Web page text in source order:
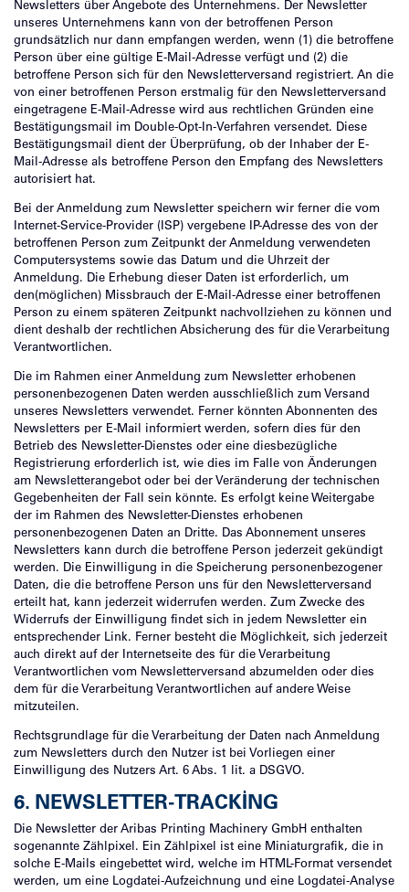
Newsletters über Angebote des Unternehmens. Der Newsletter
unseres Unternehmens kann von der betroffenen Person
grundsätzlich nur dann empfangen werden, wenn (1) die betroffene
Person über eine gültige E-Mail-Adresse verfügt und (2) die
betroffene Person sich für den Newsletterversand registriert. An die
von einer betroffenen Person erstmalig für den Newsletterversand
eingetragene E-Mail-Adresse wird aus rechtlichen Gründen eine
Bestätigungsmail im Double-Opt-In-Verfahren versendet. Diese
Bestätigungsmail dient der Überprüfung, ob der Inhaber der E-
Mail-Adresse als betroffene Person den Empfang des Newsletters
autorisiert hat.
Bei der Anmeldung zum Newsletter speichern wir ferner die vom
Internet-Service-Provider (ISP) vergebene IP-Adresse des von der
betroffenen Person zum Zeitpunkt der Anmeldung verwendeten
Computersystems sowie das Datum und die Uhrzeit der
Anmeldung. Die Erhebung dieser Daten ist erforderlich, um
den(möglichen) Missbrauch der E-Mail-Adresse einer betroffenen
Person zu einem späteren Zeitpunkt nachvollziehen zu können und
dient deshalb der rechtlichen Absicherung des für die Verarbeitung
Verantwortlichen.
Die im Rahmen einer Anmeldung zum Newsletter erhobenen
personenbezogenen Daten werden ausschließlich zum Versand
unseres Newsletters verwendet. Ferner könnten Abonnenten des
Newsletters per E-Mail informiert werden, sofern dies für den
Betrieb des Newsletter-Dienstes oder eine diesbezügliche
Registrierung erforderlich ist, wie dies im Falle von Änderungen
am Newsletterangebot oder bei der Veränderung der technischen
Gegebenheiten der Fall sein könnte. Es erfolgt keine Weitergabe
der im Rahmen des Newsletter-Dienstes erhobenen
personenbezogenen Daten an Dritte. Das Abonnement unseres
Newsletters kann durch die betroffene Person jederzeit gekündigt
werden. Die Einwilligung in die Speicherung personenbezogener
Daten, die die betroffene Person uns für den Newsletterversand
erteilt hat, kann jederzeit widerrufen werden. Zum Zwecke des
Widerrufs der Einwilligung findet sich in jedem Newsletter ein
entsprechender Link. Ferner besteht die Möglichkeit, sich jederzeit
auch direkt auf der Internetseite des für die Verarbeitung
Verantwortlichen vom Newsletterversand abzumelden oder dies
dem für die Verarbeitung Verantwortlichen auf andere Weise
mitzuteilen.
Rechtsgrundlage für die Verarbeitung der Daten nach Anmeldung
zum Newsletters durch den Nutzer ist bei Vorliegen einer
Einwilligung des Nutzers Art. 6 Abs. 1 lit. a DSGVO.
6. NEWSLETTER-TRACKING
Die Newsletter der Aribas Printing Machinery GmbH enthalten
sogenannte Zählpixel. Ein Zählpixel ist eine Miniaturgrafik, die in
solche E-Mails eingebettet wird, welche im HTML-Format versendet
werden, um eine Logdatei-Aufzeichnung und eine Logdatei-Analyse